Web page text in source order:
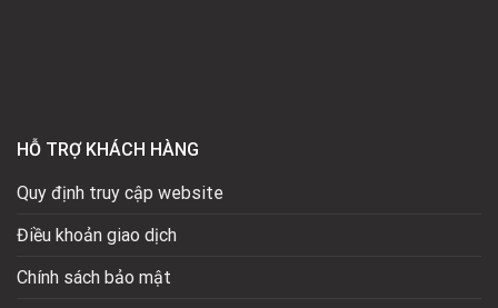
HỖ TRỢ KHÁCH HÀNG
Quy định truy cập website
Điều khoản giao dịch
Chính sách bảo mật